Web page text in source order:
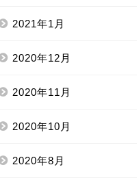
2021年1月
2020年12月
2020年11月
2020年10月
2020年8月